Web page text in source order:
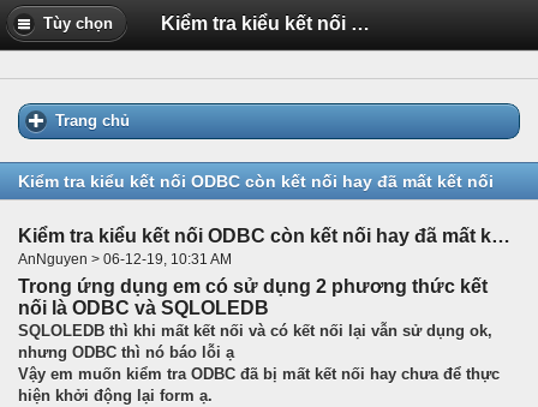
Tùy chọn Kiểm tra kiểu kết nối ODBC còn kết nối hay đã mất kết nối
Trang chủ
Kiểm tra kiểu kết nối ODBC còn kết nối hay đã mất kết nối
Kiểm tra kiểu kết nối ODBC còn kết nối hay đã mất kết nối
AnNguyen > 06-12-19, 10:31 AM
Trong ứng dụng em có sử dụng 2 phương thức kết
nối là ODBC và SQLOLEDB
SQLOLEDB thì khi mất kết nối và có kết nối lại vẫn sử dụng ok,
nhưng ODBC thì nó báo lỗi ạ
Vậy em muốn kiểm tra ODBC đã bị mất kết nối hay chưa để thực
hiện khởi động lại form ạ.